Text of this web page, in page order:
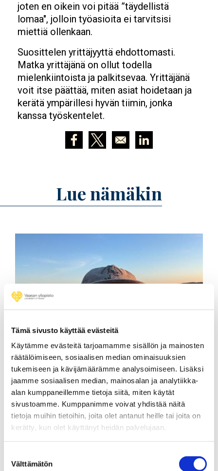
Tämä sivusto käyttää evästeitä
Käytämme evästeitä tarjoamamme sisällön ja mainosten
räätälöimiseen, sosiaalisen median ominaisuuksien
tukemiseen ja kävijämäärämme analysoimiseen. Lisäksi
jaamme sosiaalisen median, mainosalan ja analytiikka-
alan kumppaneillemme tietoja siitä, miten käytät
sivustoamme. Kumppanimme voivat yhdistää näitä
tietoja muihin tietoihin, joita olet antanut heille tai joita on
kerätty, kun olet käyttänyt heidän palvelujaan.
valinta
Välttämätön
joten en oikein voi pitää ”täydellistä
lomaa", jolloin työasioita ei tarvitsisi
miettiä ollenkaan.
Suosittelen yrittäjyyttä ehdottomasti.
Matka yrittäjänä on ollut todella
mielenkiintoista ja palkitsevaa. Yrittäjänä
voit itse päättää, miten asiat hoidetaan ja
kerätä ympärillesi hyvän tiimin, jonka
kanssa työskentelet.
Opens in a new window
Opens in a new window
Opens in a new
Lue nämäkin
Jesse Viita-aho
Noise and Vibration Engineer, Wärtsilä
Finland Oy